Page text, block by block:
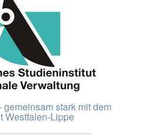
stark mit dem
Westfalen-Lippe